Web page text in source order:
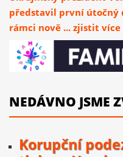
představil první útočný
rámci nově ... zjistit více
NEDÁVNO JSME
Korupční